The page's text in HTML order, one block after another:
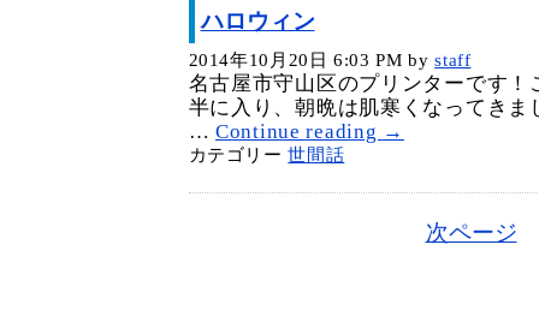
ハロウィン
2014年10月20日 6:03 PM by staff
名古屋市守山区のプリンターです！
半に入り、朝晩は肌寒くなってきま
… Continue reading →
カテゴリー世間話
次ページ